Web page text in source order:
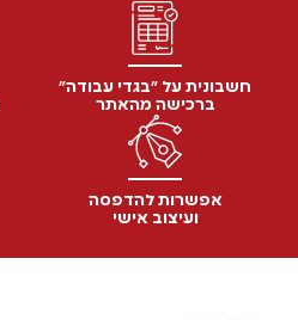
חשבונית על "בגדי עבודה"
ברכישה מהאתר
אפשרות להדפסה
ועיצוב אישי